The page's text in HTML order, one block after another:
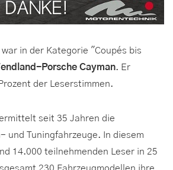
war in der Kategorie "Coupés bis
Porsche Cayman. Er
der Leserstimmen.
seit 35 Jahren die
und Tuningfahrzeuge. In diesem
14.000 teilnehmenden Leser in 25
230 Fahrzeugmodellen ihre